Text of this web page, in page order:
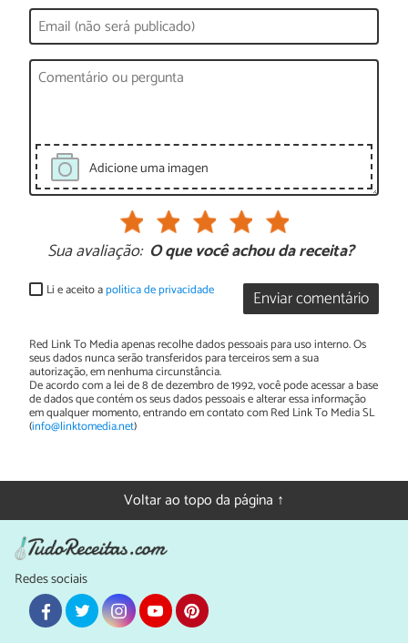
Adicione uma imagen
Sua avaliação: O que você achou da receita?
Enviar comentário
Li e aceito apolítica de privacidade
Red Link To Media apenas recolhe dados pessoais para uso interno. Os
seus dados nunca serão transferidos para terceiros sem a sua
autorização, em nenhuma circunstância.
De acordo com a lei de 8 de dezembro de 1992, você pode acessar a base
de dados que contém os seus dados pessoais e alterar essa informação
em qualquer momento, entrando em contato com Red Link To Media SL
(info@linktomedia.net)
Voltar ao topo da página ↑
Redes sociais